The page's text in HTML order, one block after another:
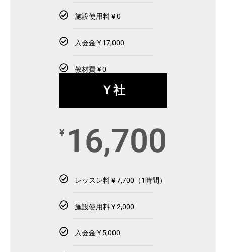
施設使用料 ¥ 0
入会金 ¥ 17,000
教材費 ¥ 0
Ｙ社
¥ 16,700
レッスン料 ¥ 7,700（1時間）
施設使用料 ¥ 2,000
入会金 ¥ 5,000